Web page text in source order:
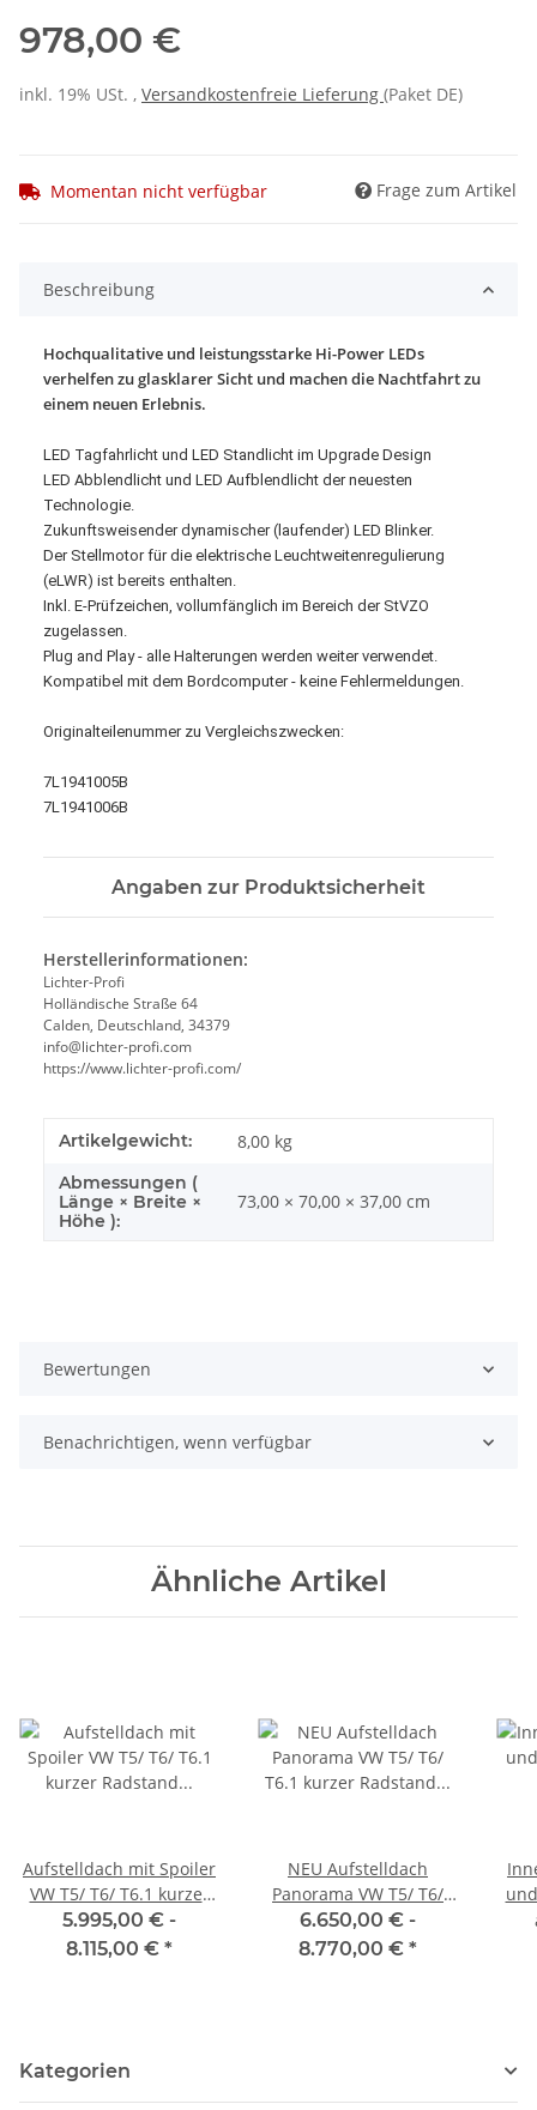
978,00 €
inkl. 19% USt. , Versandkostenfreie Lieferung (Paket DE)
Momentan nicht verfügbar Frage zum Artikel
Beschreibung
Hochqualitative und leistungsstarke Hi-Power LEDs
verhelfen zu glasklarer Sicht und machen die Nachtfahrt zu
einem neuen Erlebnis.
LED Tagfahrlicht und LED Standlicht im Upgrade Design
LED Abblendlicht und LED Aufblendlicht der neuesten
Technologie.
Zukunftsweisender dynamischer (laufender) LED Blinker.
Der Stellmotor für die elektrische Leuchtweitenregulierung
(eLWR) ist bereits enthalten.
Inkl. E-Prüfzeichen, vollumfänglich im Bereich der StVZO
zugelassen.
Plug and Play - alle Halterungen werden weiter verwendet.
Kompatibel mit dem Bordcomputer - keine Fehlermeldungen.
Originalteilenummer zu Vergleichszwecken:
7L1941005B
7L1941006B
Angaben zur Produktsicherheit
Herstellerinformationen:
Lichter-Profi
Holländische Straße 64
Calden, Deutschland, 34379
info@lichter-profi.com
https://www.lichter-profi.com/
Artikelgewicht: 8,00 kg
Abmessungen (
Länge × Breite ×
Höhe ):
73,00 × 70,00 × 37,00 cm
Bewertungen
Benachrichtigen, wenn verfügbar
Ähnliche Artikel
Aufstelldach mit Spoiler
VW T5/ T6/ T6.1 kurzer
Radstand inkl. Montage
und ABE
5.995,00 € -
8.115,00 € *
NEU Aufstelldach
Panorama VW T5/ T6/
T6.1 kurzer Radstand
inkl. Montage und ABE
6.650,00 € -
8.770,00 € *
Kategorien